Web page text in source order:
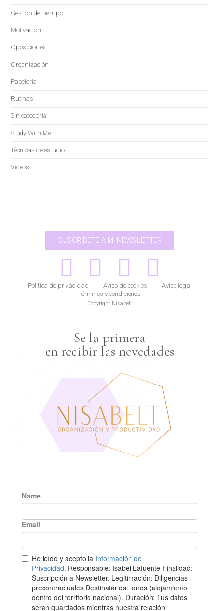
Gestión del tiempo
Motivación
Oposiciones
Organización
Papelería
Rutinas
Sin categoría
Study With Me
Técnicas de estudio
Vídeos
SUSCRÍBETE A MI NEWSLETTER
Política de privacidad Aviso de cookies
Aviso legal
Términos y condiciones
Copyright Nisabelt
Se la primera
en recibir las novedades